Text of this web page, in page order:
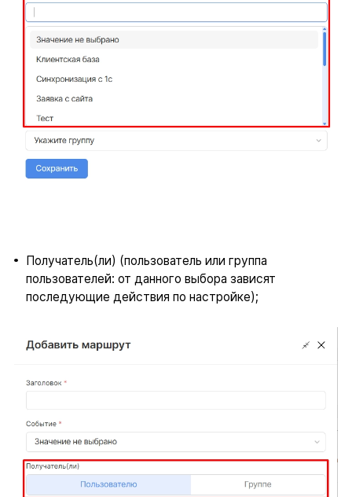
Получатель(ли) (пользователь или группа
пользователей: от данного выбора зависят
последующие действия по настройке);